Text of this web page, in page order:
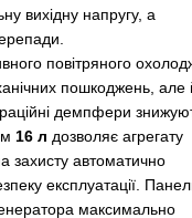
вихідну напругу, а
повітряного
пошкоджень, але
демпфери
16 л дозволяє агрегату
захисту автоматично
експлуатації.
максимально